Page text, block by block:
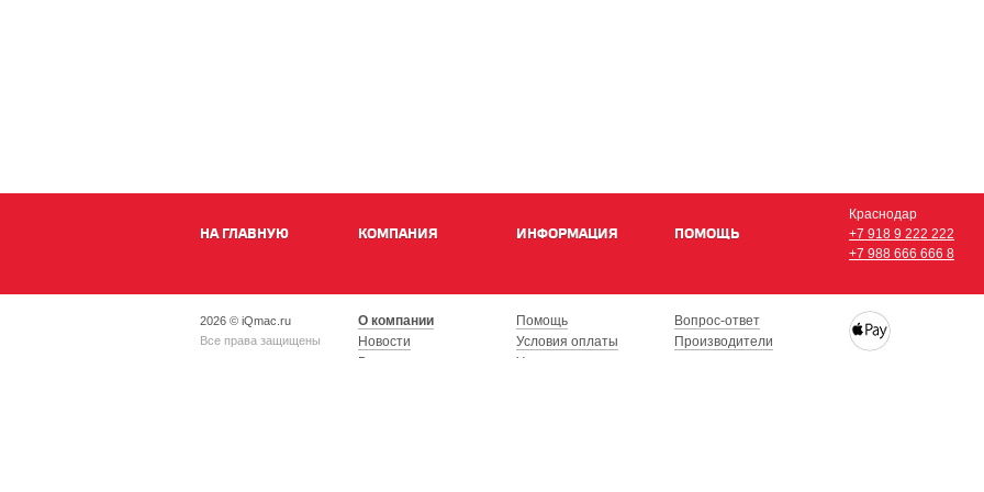
НА ГЛАВНУЮ КОМПАНИЯ ИНФОРМАЦИЯ ПОМОЩЬ
Краснодар
+7 918 9 222 222
+7 988 666 666 8
2026 © iQmac.ru
Все права защищены
О компании
Новости
Вакансии
Помощь
Условия оплаты
Условия доставки
Вопрос-ответ
Производители